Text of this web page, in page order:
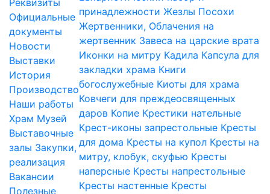
Реквизиты
Официальные
документы
Новости
Выставки
История
Производство
Наши работы
Храм Музей
Выставочные
залы Закупки,
реализация
Вакансии
Полезные
принадлежности Жезлы Посохи
Жертвенники, Облачения на
жертвенник Завеса на царские врата
Иконки на митру Кадила Капсула для
закладки храма Книги
богослужебные Киоты для храма
Ковчеги для преждеосвященных
даров Копие Крестики нательные
Крест-иконы запрестольные Кресты
для дома Кресты на купол Кресты на
митру, клобук, скуфью Кресты
наперсные Кресты напрестольные
Кресты настенные Кресты